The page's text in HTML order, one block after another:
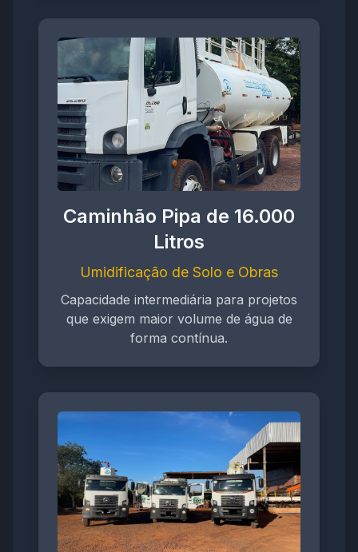
Caminhão Pipa de 16.000
Litros
Umidificação de Solo e Obras
Capacidade intermediária para projetos
que exigem maior volume de água de
forma contínua.